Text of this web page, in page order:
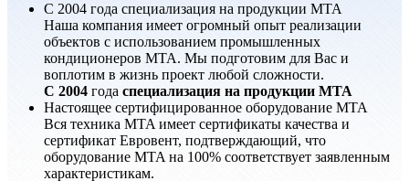
С 2004 года специализация на продукции MTA
Наша компания имеет огромный опыт реализации
объектов с использованием промышленных
кондиционеров MTA. Мы подготовим для Вас и
воплотим в жизнь проект любой сложности.
С 2004 года специализация на продукции MTA
Настоящее сертифицированное оборудование MTA
Вся техника MTA имеет сертификаты качества и
сертификат Евровент, подтверждающий, что
оборудование MTA на 100% соответствует заявленным
характеристикам.